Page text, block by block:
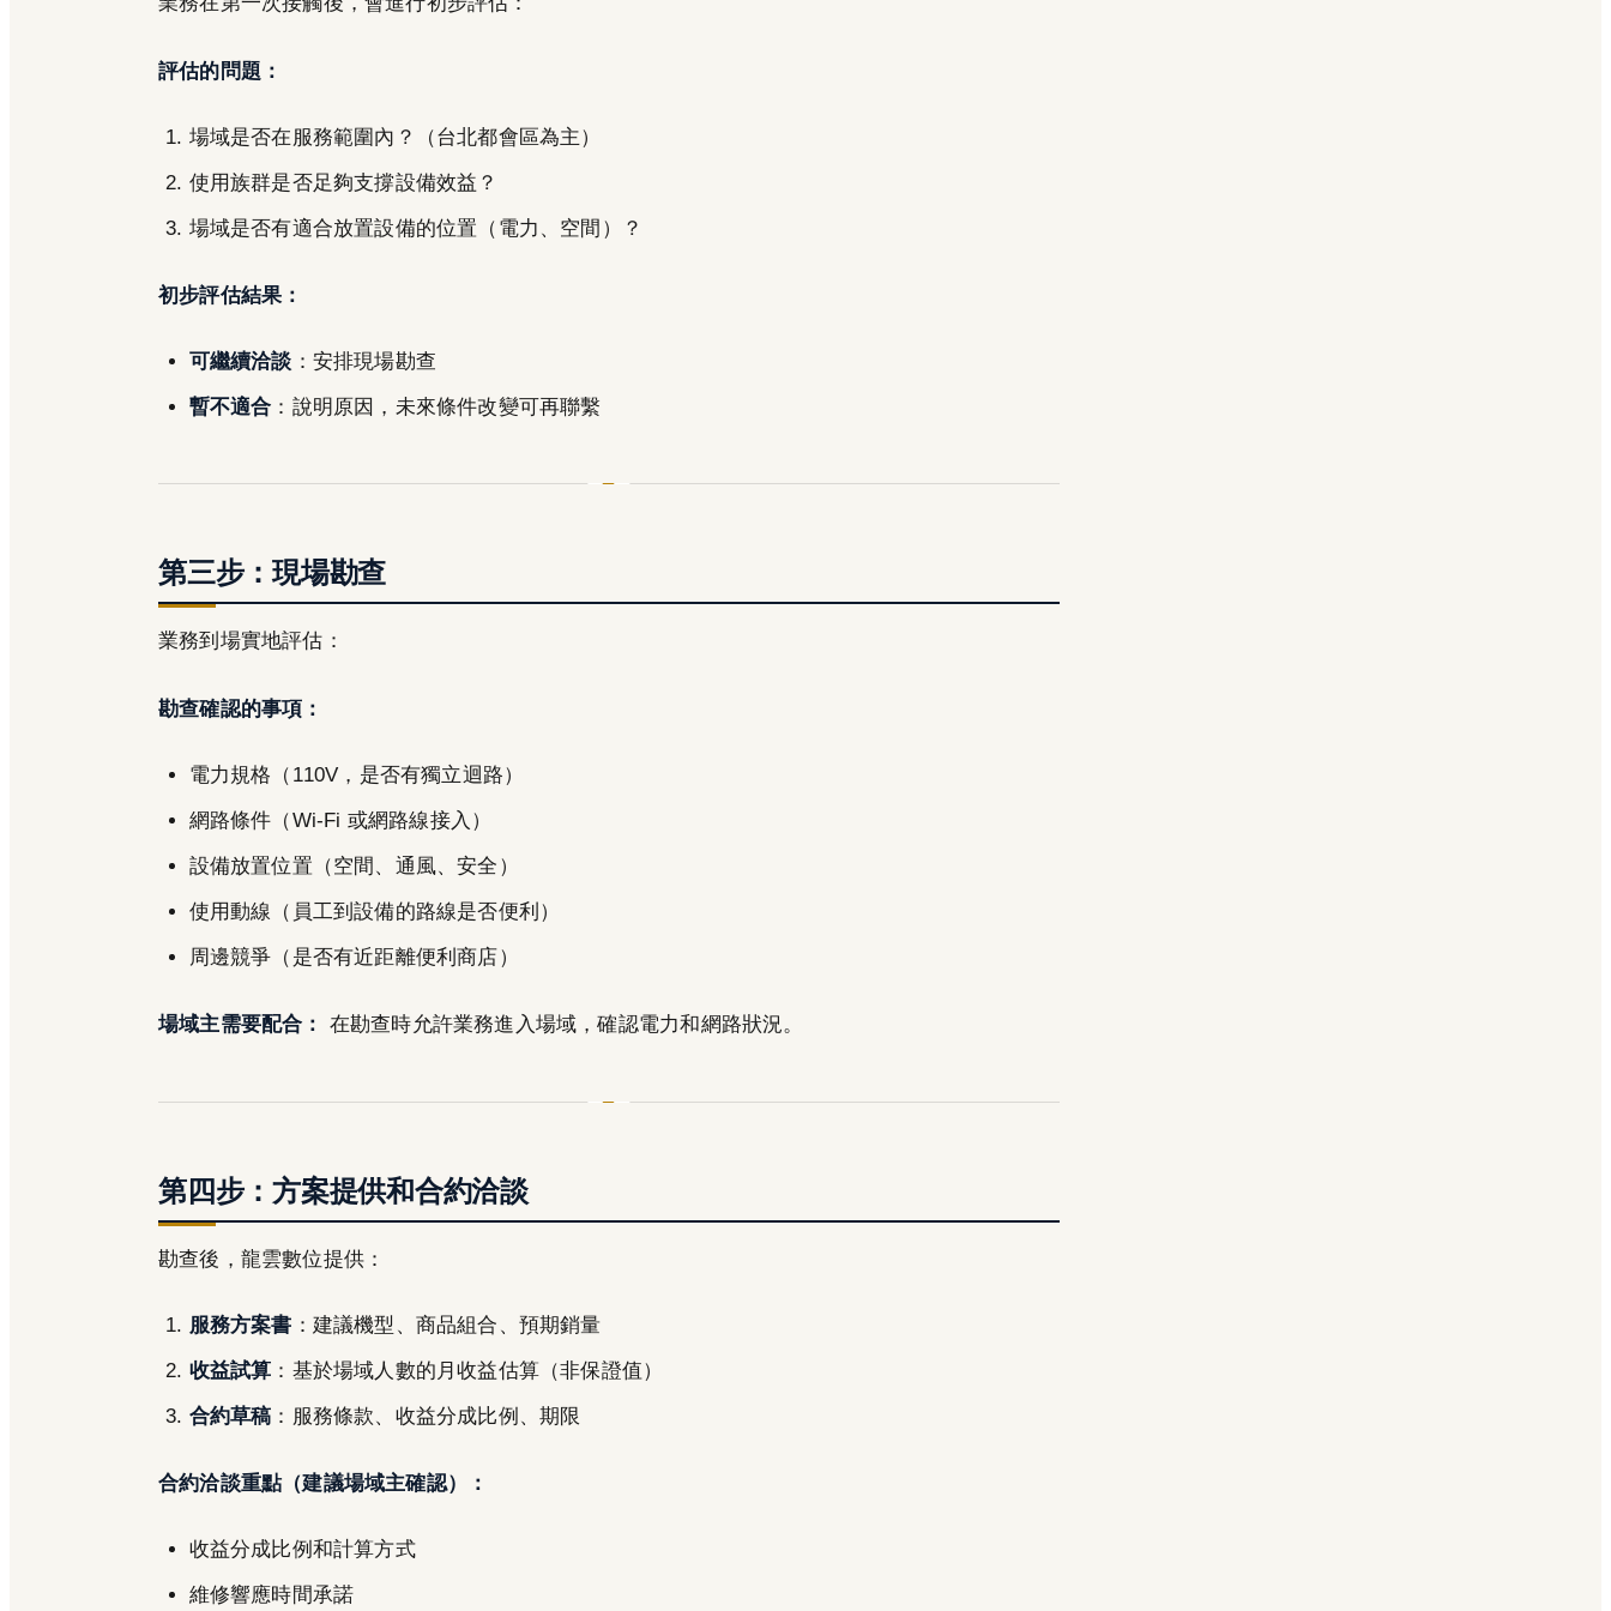
評估的問題：
場域是否在服務範圍內？（台北都會區為主）
使用族群是否足夠支撐設備效益？
場域是否有適合放置設備的位置（電力、空間）？
初步評估結果：
可繼續洽談 ：安排現場勘查
暫不適合 ：說明原因，未來條件改變可再聯繫
第三步：現場勘查
業務到場實地評估：
勘查確認的事項：
電力規格（110V，是否有獨立迴路）
網路條件（Wi-Fi 或網路線接入）
設備放置位置（空間、通風、安全）
使用動線（員工到設備的路線是否便利）
周邊競爭（是否有近距離便利商店）
場域主需要配合： 在勘查時允許業務進入場域，確認電力和網路狀況。
第四步：方案提供和合約洽談
勘查後，龍雲數位提供：
服務方案書 ：建議機型、商品組合、預期銷量
收益試算 ：基於場域人數的月收益估算（非保證值）
合約草稿 ：服務條款、收益分成比例、期限
合約洽談重點（建議場域主確認）：
收益分成比例和計算方式
維修響應時間承諾